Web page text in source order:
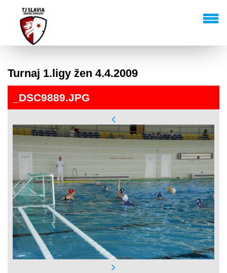
Turnaj 1.ligy žen 4.4.2009
_DSC9889.JPG